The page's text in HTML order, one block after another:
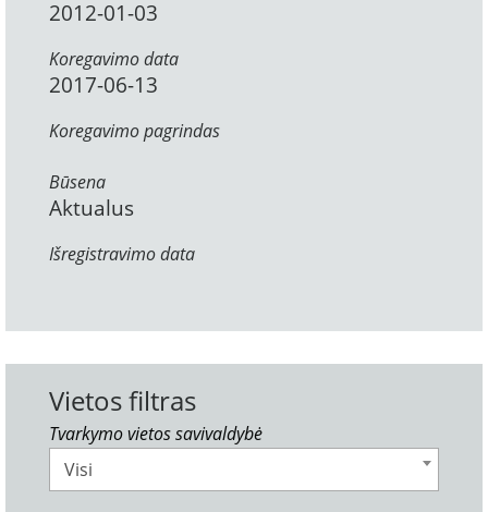
2012-01-03
Koregavimo data
2017-06-13
Koregavimo pagrindas
Būsena
Aktualus
Išregistravimo data
Vietos filtras
Tvarkymo vietos savivaldybė
Visi